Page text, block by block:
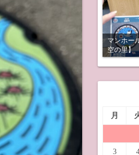
マンホー
空の里】
月
3